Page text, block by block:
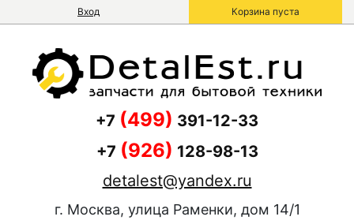
Вход Корзина пуста
+7 (499) 391-12-33
+7 (926) 128-98-13
detalest@yandex.ru
г. Москва, улица Раменки, дом 14/1